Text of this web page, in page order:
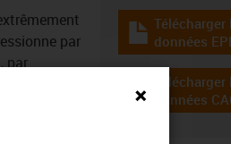
par
par
à
igus-icon-
Télécharger
données
igus-icon-cad-
Télécharger
données